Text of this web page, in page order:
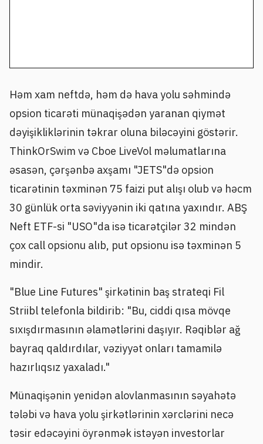
Həm xam neftdə, həm də hava yolu səhmində
opsion ticarəti münaqişədən yaranan qiymət
dəyişikliklərinin təkrar oluna biləcəyini göstərir.
ThinkOrSwim və Cboe LiveVol məlumatlarına
əsasən, çərşənbə axşamı "JETS"də opsion
ticarətinin təxminən 75 faizi put alışı olub və həcm
30 günlük orta səviyyənin iki qatına yaxındır. ABŞ
Neft ETF-si "USO"da isə ticarətçilər 32 mindən
çox call opsionu alıb, put opsionu isə təxminən 5
mindir.
"Blue Line Futures" şirkətinin baş strateqi Fil
Striibl telefonla bildirib: "Bu, ciddi qısa mövqe
sıxışdırmasının əlamətlərini daşıyır. Rəqiblər ağ
bayraq qaldırdılar, vəziyyət onları tamamilə
hazırlıqsız yaxaladı."
Münaqişənin yenidən alovlanmasının səyahətə
tələbi və hava yolu şirkətlərinin xərclərini necə
təsir edəcəyini öyrənmək istəyən investorlar